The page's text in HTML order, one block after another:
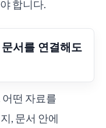
합니다.
문서를 연결해도
떤 자료를
, 문서 안에